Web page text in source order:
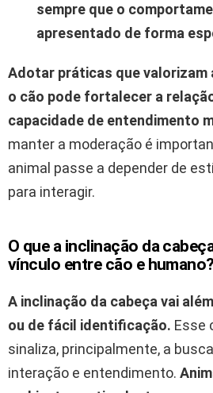
sempre que o
apresentado de forma
Adotar práticas que
o cão pode fortalecer a
capacidade de entendimento
manter a moderação é
animal passe a depender de
para interagir.
O que a inclinação da
vínculo entre cão e humano?
A inclinação da cabeça vai
ou de fácil identificação. Esse
sinaliza, principalmente, a
interação e entendimento.